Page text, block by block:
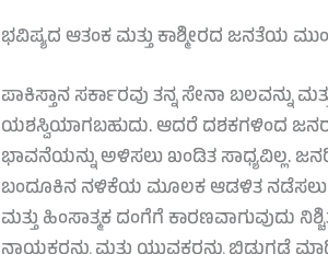
ಭವಿಷ್ಯದ ಆತಂಕ ಮತ್ತು ಕಾಶ್ಮೀರದ ಜನತೆಯ
ಪಾಕಿಸ್ತಾನ ಸರ್ಕಾರವು ತನ್ನ ಸೇನಾ ಬಲವನ್ನು
ಯಶಸ್ವಿಯಾಗಬಹುದು. ಆದರೆ ದಶಕಗಳಿಂದ
ಭಾವನೆಯನ್ನು ಅಳಿಸಲು ಖಂಡಿತ ಸಾಧ್ಯವಿಲ್ಲ.
ಬಂದೂಕಿನ ನಳಿಕೆಯ ಮೂಲಕ ಆಡಳಿತ ನಡೆಸಲು
ಮತ್ತು ಹಿಂಸಾತ್ಮಕ ದಂಗೆಗೆ ಕಾರಣವಾಗುವುದು